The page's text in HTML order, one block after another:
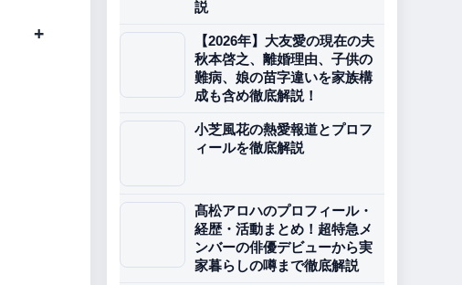
説
【2026年】大友愛の現在の夫
秋本啓之、離婚理由、子供の
難病、娘の苗字違いを家族構
成も含め徹底解説！
小芝風花の熱愛報道とプロフ
ィールを徹底解説
髙松アロハのプロフィール・
経歴・活動まとめ！超特急メ
ンバーの俳優デビューから実
家暮らしの噂まで徹底解説